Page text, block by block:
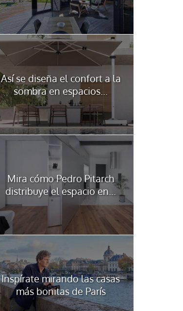
Así se diseña el confort a la
sombra en espacios...
Mira cómo Pedro Pitarch
distribuye el espacio en...
Inspírate mirando las casas
más bonitas de París